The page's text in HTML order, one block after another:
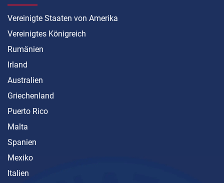
Vereinigte Staaten von Amerika
Vereinigtes Königreich
Rumänien
Irland
Australien
Griechenland
Puerto Rico
Malta
Spanien
Mexiko
Italien